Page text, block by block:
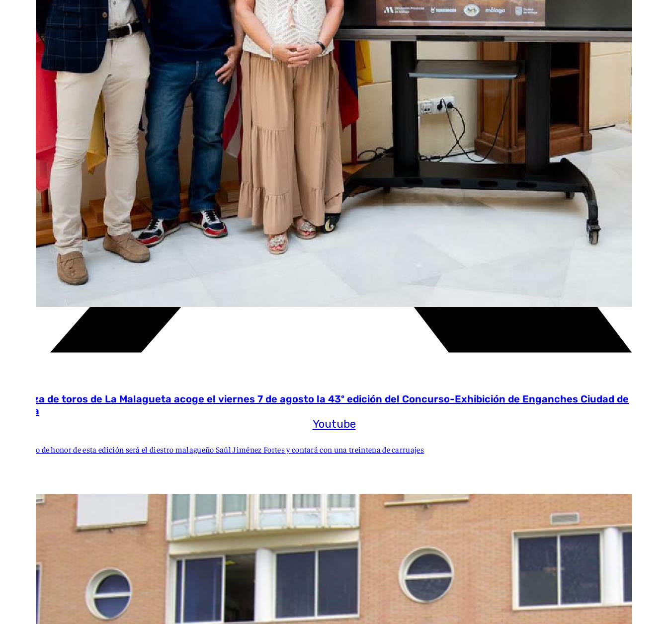
Youtube
La plaza de toros de La Malagueta acoge el viernes 7 de agosto la 43º edición del Concurso-Exhibición de Enganches Ciudad de
Málaga
El padrino de honor de esta edición será el diestro malagueño Saúl Jiménez Fortes y contará con una treintena de carruajes